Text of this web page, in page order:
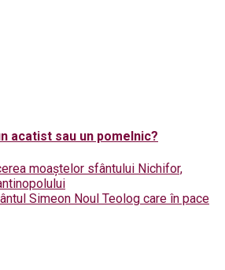
acatist sau un pomelnic?
moaştelor sfântului Nichifor,
Simeon Noul Teolog care în pace